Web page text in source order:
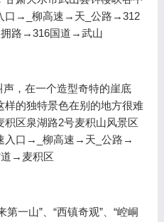
口→_柳高速→天_公路→312
路→316国道→武山
，在一个造型奇特的崖底
的独特景色在别的地方很难
区泉湖路2号麦积山风景区
入口→_柳高速→天_公路→
→麦积区
一山”、“西镇奇观”、“崆峒